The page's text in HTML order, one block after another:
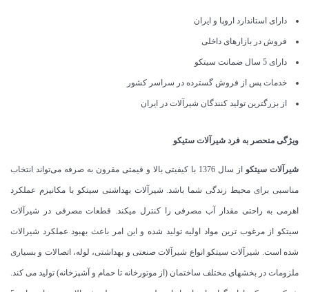
دارای استاندارد اروپا و ایران
فروش در بازارهای داخلی
دارای 5 سال ضمانت سیتکو
خدمات پس از فروش گسترده در سراسر کشور
از بزرگترین تولید کنندگان شیرآلات در ایران
ویژگی منحصر به فرد شیرآلات ستیکو
شیرآلات سیتکو از سال 1376 با کیفیتی بالا و قیمتی مقرون به صرفه می‌‌تواند انتخاب
مناسبی برای محیط زندگی شما باشد. شیرآلات بهداشتی سیتکو با مکانیزم عملکرد
اهرمی به راحتی مقدار آب مصرفی را کنترل میکند. قطعات مصرفی در شیرآلات
سیتکو از مرغوب ترین مواد اولیه تولید شده و این امر باعث بهبود عملکرد شیرالات
شده است. شیرآلات سیتکو انواع شیرآلات صنعتی و بهداشتی، لوله، اتصالات و بسیاری
ملزومات در بخشهای مختلف ساختمان (از موتورخانه تا حمام و آشپزخانه) تولید می کند.